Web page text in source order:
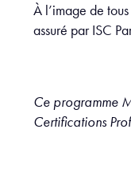
À l’image de
assuré par ISC
Ce programme
Certifications